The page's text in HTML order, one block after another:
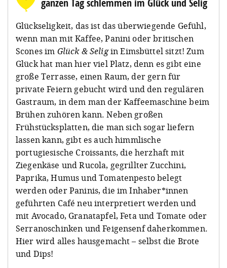
Glückseligkeit, das ist das überwiegende Gefühl,
wenn man mit Kaffee, Panini oder britischen
Scones im Glück & Seligin Eimsbüttel sitzt! Zum
Glück hat man hier viel Platz, denn es gibt eine
große Terrasse, einen Raum, der gern für
private Feiern gebucht wird und den regulären
Gastraum, in dem man der Kaffeemaschine beim
Brühen zuhören kann. Neben großen
Frühstücksplatten, die man sich sogar liefern
lassen kann, gibt es auch himmlische
portugiesische Croissants, die herzhaft mit
Ziegenkäse und Rucola, gegrillter Zucchini,
Paprika, Humus und Tomatenpesto belegt
werden oder Paninis, die im Inhaber*innen
geführten Café neu interpretiert werden und
mit Avocado, Granatapfel, Feta und Tomate oder
Serranoschinken und Feigensenf daherkommen.
Hier wird alles hausgemacht – selbst die Brote
und Dips!